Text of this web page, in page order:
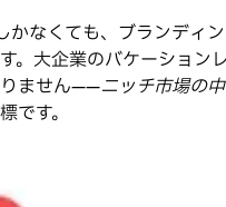
かなくても、ブランディ
。大企業のバケーション
ません——ニッチ市場の
です。